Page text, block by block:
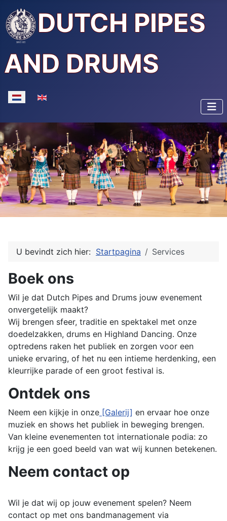
DUTCH PIPES
AND DRUMS
Selecteer de taal
U bevindt zich hier: Startpagina Services
Boek ons
Wil je dat Dutch Pipes and Drums jouw evenement
onvergetelijk maakt?
Wij brengen sfeer, traditie en spektakel met onze
doedelzakken, drums en Highland Dancing. Onze
optredens raken het publiek en zorgen voor een
unieke ervaring, of het nu een intieme herdenking, een
kleurrijke parade of een groot festival is.
Ontdek ons
Neem een kijkje in onze [Galerij] en ervaar hoe onze
muziek en shows het publiek in beweging brengen.
Van kleine evenementen tot internationale podia: zo
krijg je een goed beeld van wat wij kunnen betekenen.
Neem contact op
Wil je dat wij op jouw evenement spelen? Neem
contact op met ons bandmanagement via